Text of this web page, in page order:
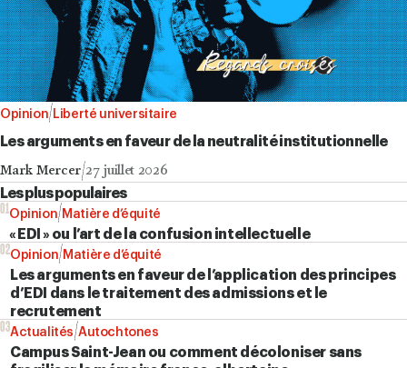
Opinion Liberté universitaire
Les arguments en faveur de la neutralité institutionnelle
Mark Mercer 27 juillet 2026
Les plus populaires
01Opinion Matière d’équité
« EDI » ou l’art de la confusion intellectuelle
02Opinion Matière d’équité
Les arguments en faveur de l’application des principes
d’EDI dans le traitement des admissions et le
recrutement
03Actualités Autochtones
Campus Saint-Jean ou comment décoloniser sans